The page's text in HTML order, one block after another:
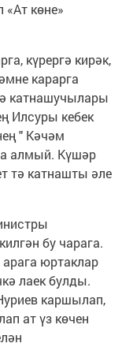
көне»
күрергә кирәк,
карарга
ә катнашучылары
Илсуры кебек
" Кәчәм
алмый. Күшәр
тә катнашты әле
бу чарага.
юртаклар
лаек булды.
каршылап,
ат үз көчен